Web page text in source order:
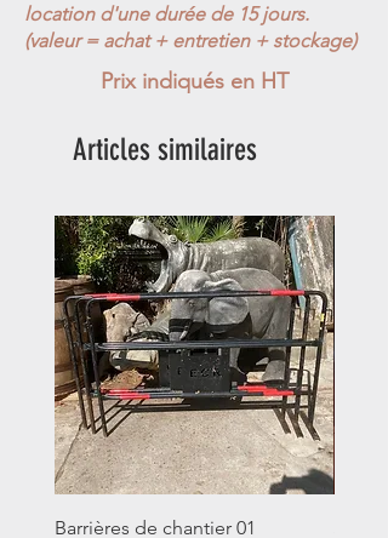
location d'une durée de 15 jours.
(valeur = achat + entretien + stockage)
Prix indiqués en HT
Articles similaires
Barrières de chantier 01